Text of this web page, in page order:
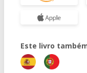
Este livro